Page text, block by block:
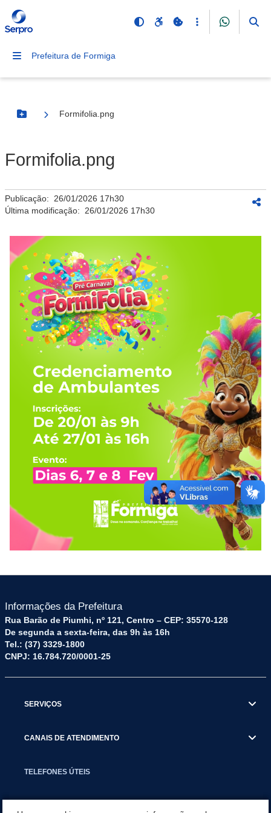
Prefeitura de Formiga
Botão Menu
Formifolia.png
Formifolia.png
Publicação: 26/01/2026 17h30
Última modificação: 26/01/2026 17h30
Informações da Prefeitura
Rua Barão de Piumhi, nº 121, Centro – CEP: 35570-128
De segunda a sexta-feira, das 9h às 16h
Tel.: (37) 3329-1800
CNPJ: 16.784.720/0001-25
SERVIÇOS
CANAIS DE ATENDIMENTO
TELEFONES ÚTEIS